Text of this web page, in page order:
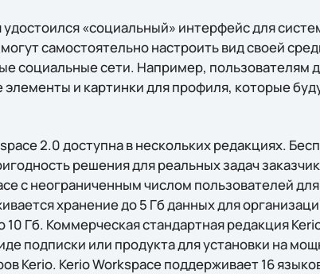
«социальный» интерфейс для
самостоятельно настроить вид своей
социальные сети. Например, пользователям
и картинки для профиля, которые
2.0 доступна в нескольких редакциях.
решения для реальных задач
с неограниченным числом пользователей
хранение до 5 Гб данных для
Гб. Коммерческая стандартная редакция
подписки или продукта для установки на
Kerio. Kerio Workspace поддерживает 16